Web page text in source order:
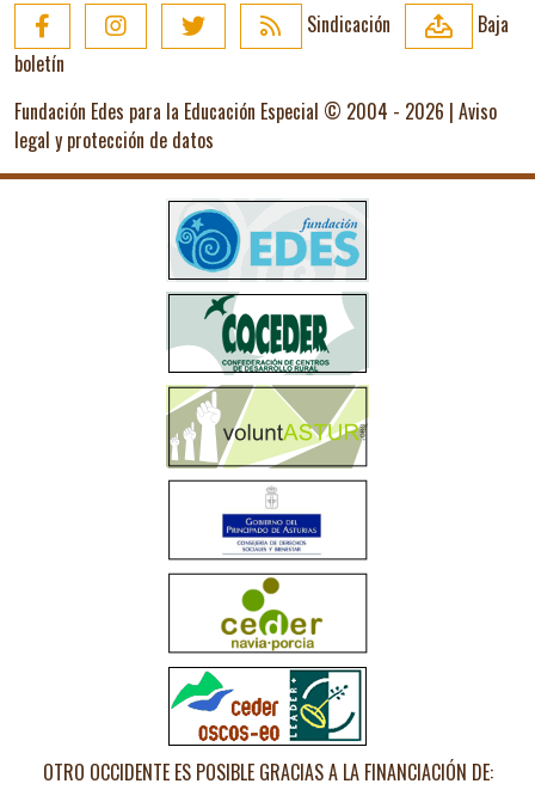
Sindicación
Baja
boletín
Fundación Edes para la Educación Especial © 2004 - 2026 | Aviso
legal y protección de datos
OTRO OCCIDENTE ES POSIBLE GRACIAS A LA FINANCIACIÓN DE: